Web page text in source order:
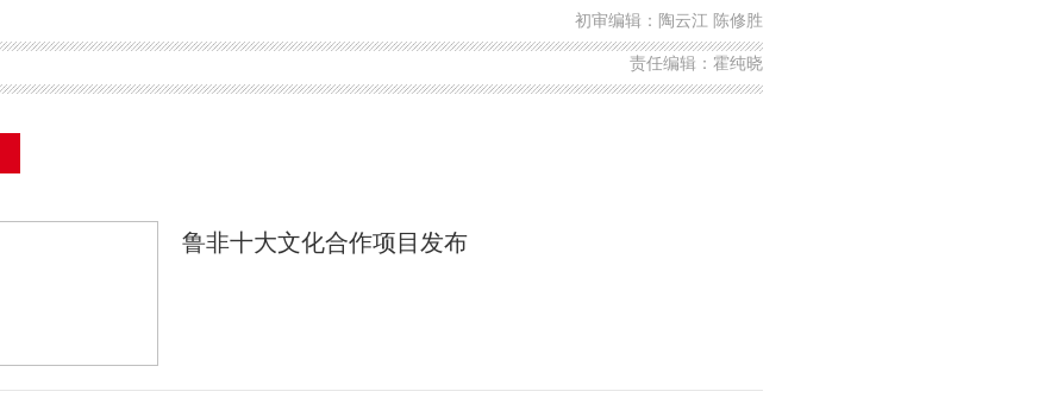
初审编辑：陶云江 陈修胜
责任编辑：霍纯晓
鲁非十大文化合作项目发布